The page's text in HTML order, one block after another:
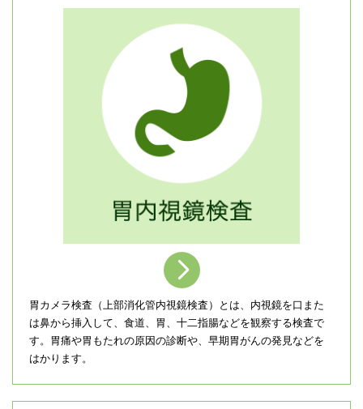
胃カメラ検査（上部消化管内視鏡検査）とは、内視鏡を口また
は鼻から挿入して、食道、胃、十二指腸などを観察する検査で
す。胃痛や胃もたれの原因の診断や、早期胃がんの発見などを
はかります。